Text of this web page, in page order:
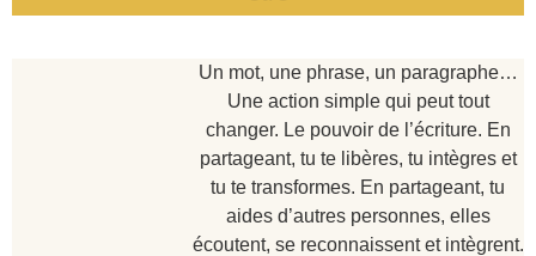
Un mot, une phrase, un paragraphe…
Une action simple qui peut tout
changer. Le pouvoir de l’écriture. En
partageant, tu te libères, tu intègres et
tu te transformes. En partageant, tu
aides d’autres personnes, elles
écoutent, se reconnaissent et intègrent.